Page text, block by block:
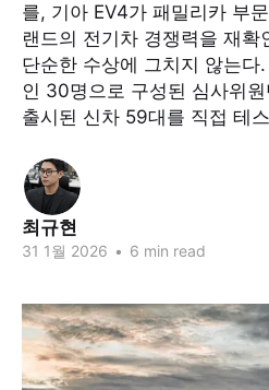
를, 기아 EV4가 패밀리카 부
랜드의 전기차 경쟁력을 재확
단순한 수상에 그치지 않는다
인 30명으로 구성된 심사위
출시된 신차 59대를 직접 테
최규현
31 1월 2026 • 6 min read